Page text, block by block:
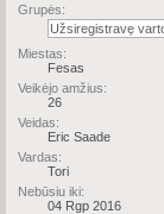
Grupės:
Miestas:
Fesas
Veikėjo amžius:
26
Veidas:
Eric Saade
Vardas:
Tori
Nebūsiu iki:
04 Rgp 2016